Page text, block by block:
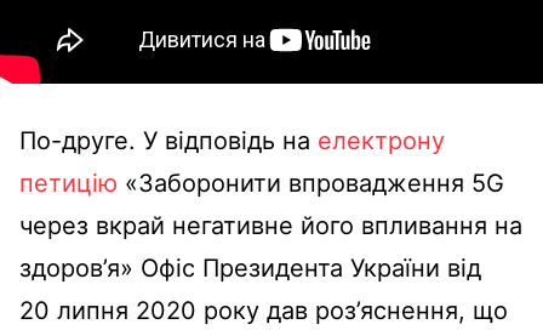
По-друге. У відповідь на електрону
петицію «Заборонити впровадження 5G
через вкрай негативне його впливання на
здоров’я» Офіс Президента України від
20 липня 2020 року дав роз’яснення, що